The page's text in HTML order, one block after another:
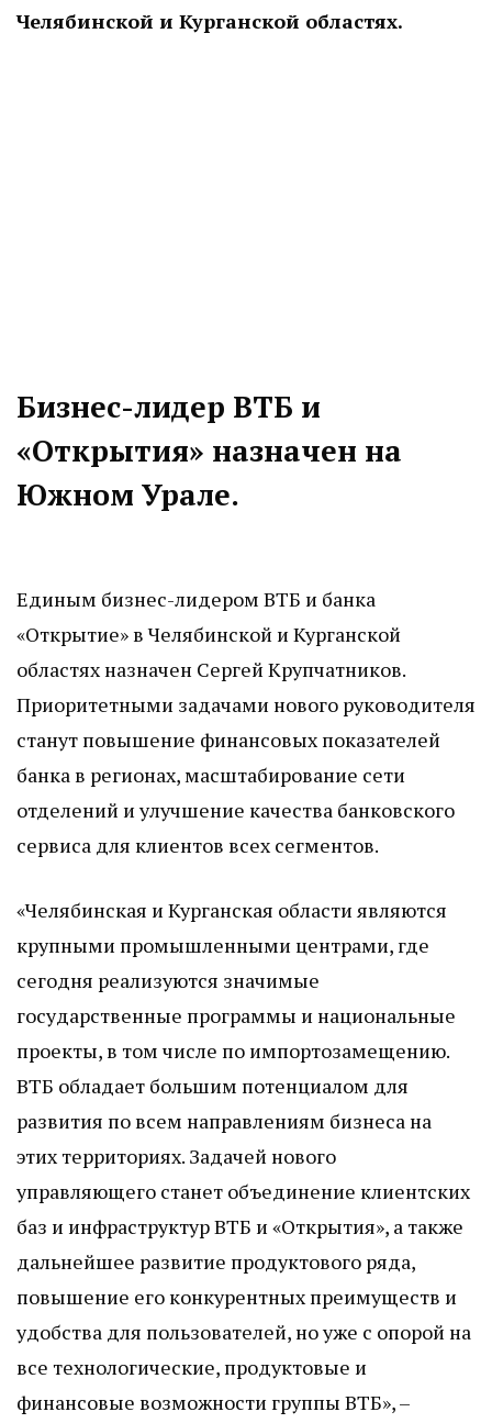
Челябинской и Курганской областях.
Бизнес-лидер ВТБ и
«Открытия» назначен на
Южном Урале.
Единым бизнес-лидером ВТБ и банка
«Открытие» в Челябинской и Курганской
областях назначен Сергей Крупчатников.
Приоритетными задачами нового руководителя
станут повышение финансовых показателей
банка в регионах, масштабирование сети
отделений и улучшение качества банковского
сервиса для клиентов всех сегментов.
«Челябинская и Курганская области являются
крупными промышленными центрами, где
сегодня реализуются значимые
государственные программы и национальные
проекты, в том числе по импортозамещению.
ВТБ обладает большим потенциалом для
развития по всем направлениям бизнеса на
этих территориях. Задачей нового
управляющего станет объединение клиентских
баз и инфраструктур ВТБ и «Открытия», а также
дальнейшее развитие продуктового ряда,
повышение его конкурентных преимуществ и
удобства для пользователей, но уже с опорой на
все технологические, продуктовые и
финансовые возможности группы ВТБ», –